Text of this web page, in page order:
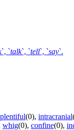
`, `talk`, `tell`, `say`.
plentiful(0), intracranial
whig(0), confine(0),